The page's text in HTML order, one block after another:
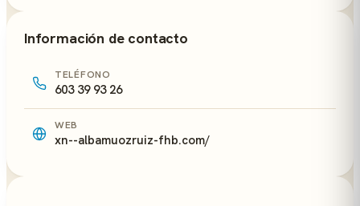
Información de contacto
TELÉFONO
603 39 93 26
WEB
xn--albamuozruiz-fhb.com/